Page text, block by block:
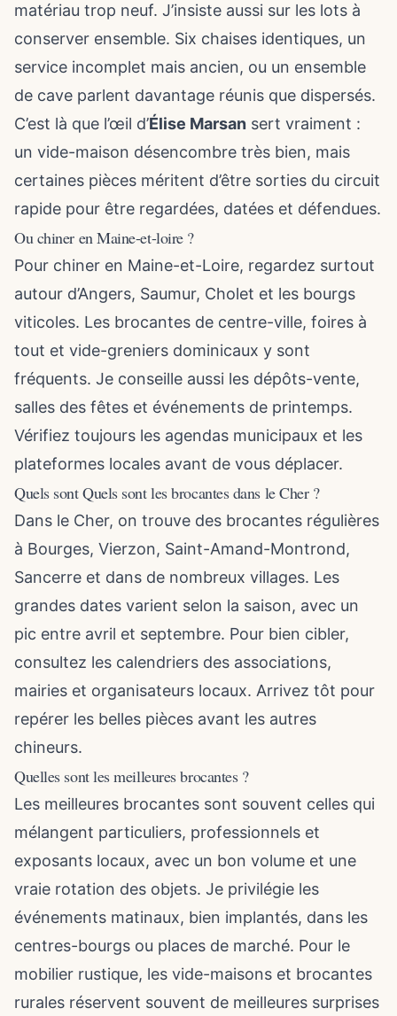
matériau trop neuf. J’insiste aussi sur les lots à
conserver ensemble. Six chaises identiques, un
service incomplet mais ancien, ou un ensemble
de cave parlent davantage réunis que dispersés.
C’est là que l’œil d’Élise Marsan sert vraiment :
un vide-maison désencombre très bien, mais
certaines pièces méritent d’être sorties du circuit
rapide pour être regardées, datées et défendues.
Ou chiner en Maine-et-loire ?
Pour chiner en Maine-et-Loire, regardez surtout
autour d’Angers, Saumur, Cholet et les bourgs
viticoles. Les brocantes de centre-ville, foires à
tout et vide-greniers dominicaux y sont
fréquents. Je conseille aussi les dépôts-vente,
salles des fêtes et événements de printemps.
Vérifiez toujours les agendas municipaux et les
plateformes locales avant de vous déplacer.
Quels sont Quels sont les brocantes dans le Cher ?
Dans le Cher, on trouve des brocantes régulières
à Bourges, Vierzon, Saint-Amand-Montrond,
Sancerre et dans de nombreux villages. Les
grandes dates varient selon la saison, avec un
pic entre avril et septembre. Pour bien cibler,
consultez les calendriers des associations,
mairies et organisateurs locaux. Arrivez tôt pour
repérer les belles pièces avant les autres
chineurs.
Quelles sont les meilleures brocantes ?
Les meilleures brocantes sont souvent celles qui
mélangent particuliers, professionnels et
exposants locaux, avec un bon volume et une
vraie rotation des objets. Je privilégie les
événements matinaux, bien implantés, dans les
centres-bourgs ou places de marché. Pour le
mobilier rustique, les vide-maisons et brocantes
rurales réservent souvent de meilleures surprises